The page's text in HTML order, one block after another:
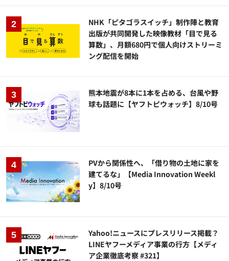
NHK「ピタゴラスイッチ」制作陣と教育
出版が共同開発した映像教材「目で見る
算数」、月額680円で個人向けストリーミ
ング配信を開始
熊本地震が8本に1本を占める、台風や野
球も話題に【ヤフトピウォッチ】8/10号
PVから関係性へ、「借り物の土地に家を
建てるな」【Media Innovation Weekl
y】8/10号
Yahoo!ニュースにプレスリリース掲載？
LINEヤフーメディア事業の行方【メディ
ア企業徹底考察 #321】